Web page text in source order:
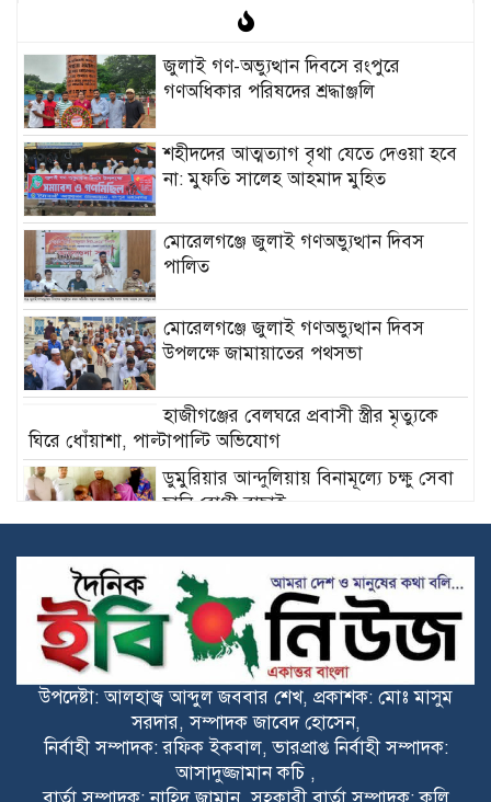
‎জুলাই গণ-অভ্যুত্থান দিবসে রংপুরে
গণঅধিকার পরিষদের শ্রদ্ধাঞ্জলি ‎
‎শহীদদের আত্মত্যাগ বৃথা যেতে দেওয়া হবে
না: মুফতি সালেহ আহমাদ মুহিত ‎
মোরেলগঞ্জে জুলাই গণঅভ্যুত্থান দিবস
পালিত
মোরেলগঞ্জে জুলাই গণঅভ্যুত্থান দিবস
উপলক্ষে জামায়াতের পথসভা
হাজীগঞ্জের বেলঘরে প্রবাসী স্ত্রীর মৃত্যুকে
ঘিরে ধোঁয়াশা, পাল্টাপাল্টি অভিযোগ
ডুমুরিয়ার আন্দুলিয়ায় বিনামূল্যে চক্ষু সেবা
ছানি রোগী বাছাই
পরিবার, সমাজ ও দেশ বাঁচাতে
ভূরুঙ্গামারীতে মাদকবিরোধী মানববন্ধন
ডুমুরিয়ার তালতলা নদী মাত্র এক বছরেই
পুনরায় ভরাট: পুনঃখননের স্থায়িত্ব ও
কার্যকারিতা নিয়ে প্রশ্ন
রাজনীতি হোক মানুষের কল্যাণে, বিভেদের
নয়— রায়হান কবির মিল্টন
উপদেষ্টা: আলহাজ্ব আব্দুল জববার শেখ, প্রকাশক: মোঃ মাসুম
সরদার, সম্পাদক জাবেদ হোসেন,
নির্বাহী সম্পাদক: রফিক ইকবাল, ভারপ্রাপ্ত নির্বাহী সম্পাদক:
আসাদুজ্জামান কচি ,